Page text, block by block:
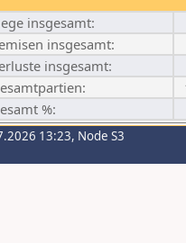
insgesamt:
insgesamt:
insgesamt:
%:
13:23, Node S3